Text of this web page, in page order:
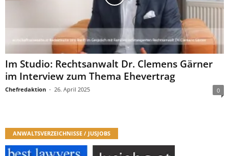
Im Studio: Rechtsanwalt Dr. Clemens Gärner
im Interview zum Thema Ehevertrag
Chefredaktion - 26. April 2025 0
ANWALTSVERZEICHNISSE / JUSJOBS